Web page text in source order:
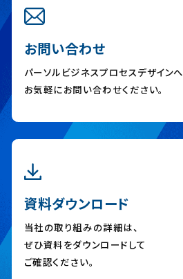
お問い合わせ
パーソルビジネスプロセスデザインへ
お気軽にお問い合わせください。
資料ダウンロード
当社の取り組みの詳細は、
ぜひ資料をダウンロードして
ご確認ください。